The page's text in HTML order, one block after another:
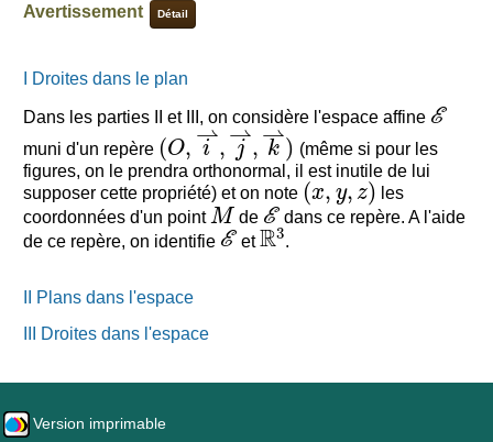
Avertissement Détail
I Droites dans le plan
Dans les parties II et III, on considère l'espace affine
ℰ
muni d'un repère
(O, ⇀,j ⇀,k ⇀)
(même si pour les
figures, on le prendra orthonormal, il est inutile de lui
supposer cette propriété) et on note
(x,y,z)
les
coordonnées d'un point
M
de
ℰ
dans ce repère. A l'aide
de ce repère, on identifie
ℰ
et
ℝ3
II Plans dans l'espace
III Droites dans l'espace
Version imprimable